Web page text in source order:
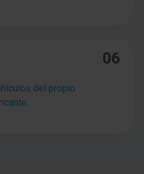
- Modelo: 6MX65 06
del propio